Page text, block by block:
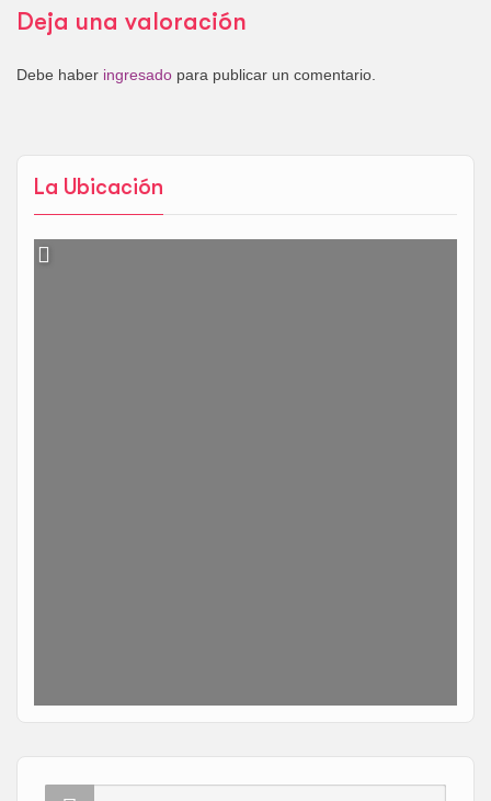
La Ubicación
Deja una valoración
Debe haber ingresado para publicar un comentario.